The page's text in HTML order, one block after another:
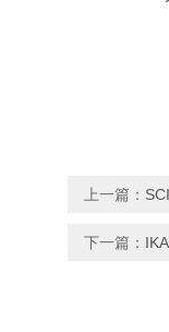
上一篇：
下一篇：